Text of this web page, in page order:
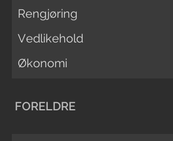
Rengjøring
Vedlikehold
Økonomi
FORELDRE